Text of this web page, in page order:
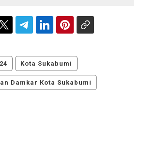
Kota Sukabumi
Damkar Kota Sukabumi